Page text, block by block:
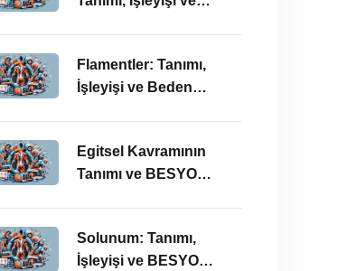
Flamentler: Tanımı,
İşleyişi ve Beden
Egitsel Kavramının
Tanımı ve BESYO
Solunum: Tanımı,
İşleyişi ve BESYO